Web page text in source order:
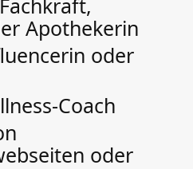
Apothekerin
oder
Coach
oder